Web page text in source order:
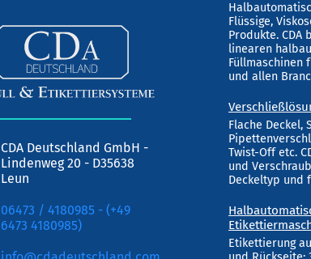
CDA Deutschland GmbH -
Lindenweg 20 - D35638
Leun
06473 / 4180985 - (+49
6473 4180985)
Flüssige,
Produkte.
linearen
Füllmaschinen
und allen
Flache Deckel,
Twist-Off etc.
und
Deckeltyp und
Etikettierung